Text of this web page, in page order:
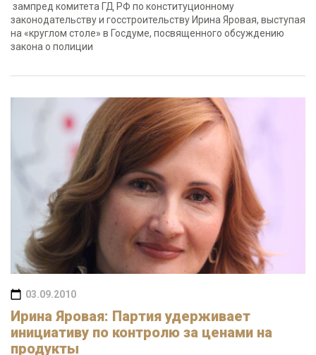
зампред комитета ГД РФ по конституционному
законодательству и госстроительству Ирина Яровая, выступая
на «круглом столе» в Госдуме, посвященного обсуждению
закона о полиции
03.09.2010
Ирина Яровая: Партия удерживает
инициативу по контролю за ценами на
продукты